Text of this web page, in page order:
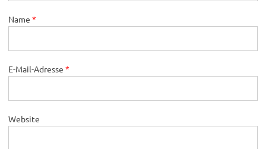
Name *
E-Mail-Adresse *
Website